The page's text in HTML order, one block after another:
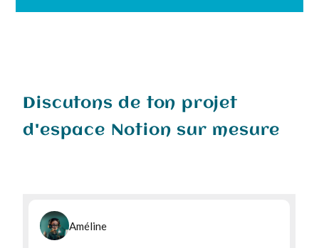
Discutons de ton projet
d'espace Notion sur mesure